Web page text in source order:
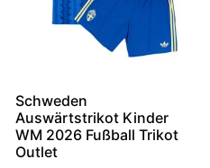
Schweden
Auswärtstrikot Kinder
WM 2026 Fußball Trikot
Outlet